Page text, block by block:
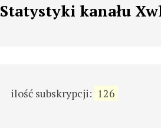
Statystyki kanału
ilość subskrypcji: 126